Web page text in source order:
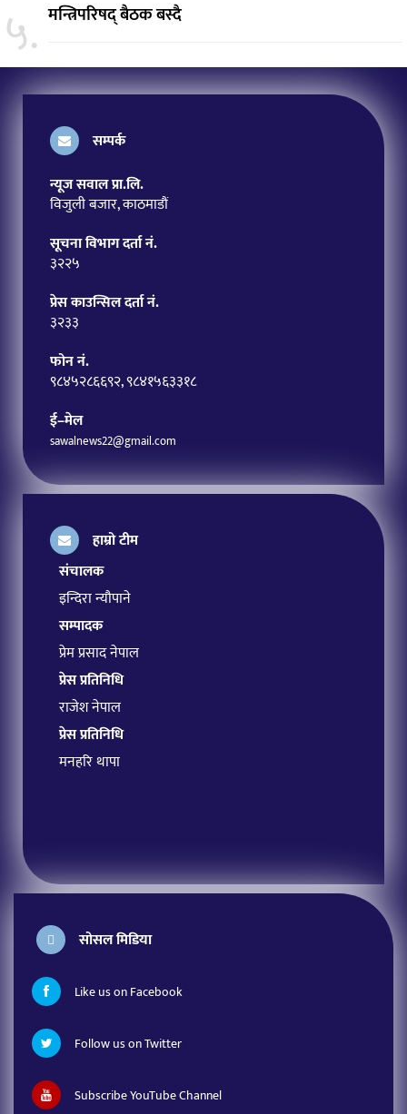
५. मन्त्रिपरिषद् बैठक बस्दै
सम्पर्क
न्यूज सवाल प्रा.लि.
विजुली बजार, काठमाडौं
सूचना विभाग दर्ता नं.
३२२५
प्रेस काउन्सिल दर्ता नं.
३२३३
फोन नं.
९८४५२८६६९२, ९८४१५६३३१८
ई–मेल
sawalnews22@gmail.com
हाम्रो टीम
संचालक
इन्दिरा न्यौपाने
सम्पादक
प्रेम प्रसाद नेपाल
प्रेस प्रतिनिधि
राजेश नेपाल
प्रेस प्रतिनिधि
मनहरि थापा
सोसल मिडिया
Like us on Facebook
Follow us on Twitter
Subscribe YouTube Channel